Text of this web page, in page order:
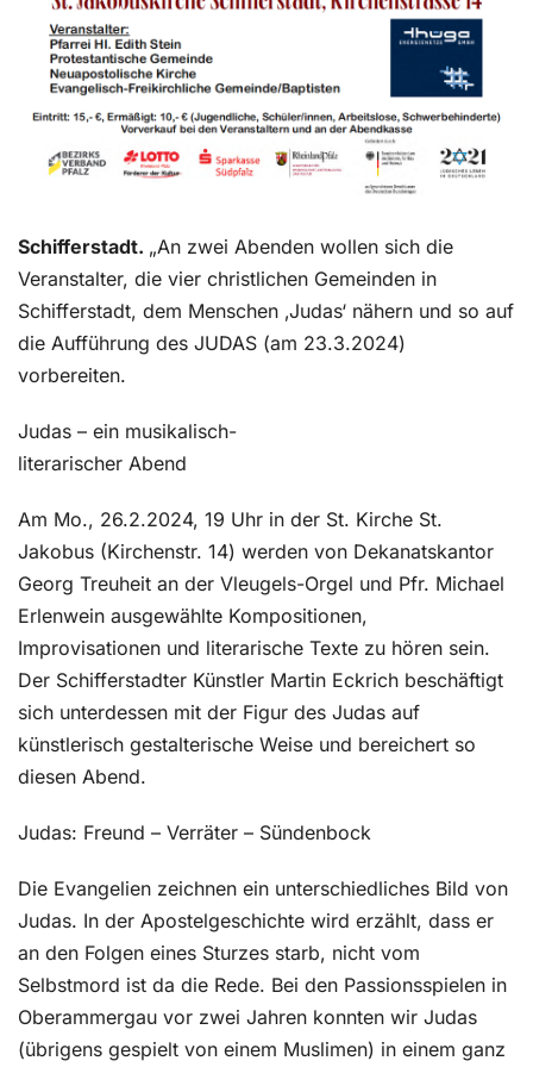
Schifferstadt. „An zwei Abenden wollen sich die
Veranstalter, die vier christlichen Gemeinden in
Schifferstadt, dem Menschen ‚Judas‘ nähern und so auf
die Aufführung des JUDAS (am 23.3.2024)
vorbereiten.
Judas – ein musikalisch-
literarischer Abend
Am Mo., 26.2.2024, 19 Uhr in der St. Kirche St.
Jakobus (Kirchenstr. 14) werden von Dekanatskantor
Georg Treuheit an der Vleugels-Orgel und Pfr. Michael
Erlenwein ausgewählte Kompositionen,
Improvisationen und literarische Texte zu hören sein.
Der Schifferstadter Künstler Martin Eckrich beschäftigt
sich unterdessen mit der Figur des Judas auf
künstlerisch gestalterische Weise und bereichert so
diesen Abend.
Judas: Freund – Verräter – Sündenbock
Die Evangelien zeichnen ein unterschiedliches Bild von
Judas. In der Apostelgeschichte wird erzählt, dass er
an den Folgen eines Sturzes starb, nicht vom
Selbstmord ist da die Rede. Bei den Passionsspielen in
Oberammergau vor zwei Jahren konnten wir Judas
(übrigens gespielt von einem Muslimen) in einem ganz